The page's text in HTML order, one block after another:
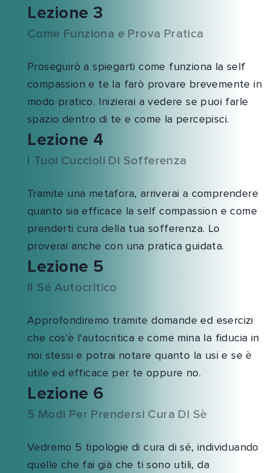
Lezione 3
Come Funziona e Prova Pratica
Proseguirò a spiegarti come funziona la self
compassion e te la farò provare brevemente in
modo pratico. Inizierai a vedere se puoi farle
spazio dentro di te e come la percepisci.
Lezione 4
I Tuoi Cuccioli Di Sofferenza
Tramite una metafora, arriverai a comprendere
quanto sia efficace la self compassion e come
prenderti cura della tua sofferenza. Lo
proverai anche con una pratica guidata.
Lezione 5
Il Sé Autocritico
Approfondiremo tramite domande ed esercizi
che cos'è l'autocritica e come mina la fiducia in
noi stessi e potrai notare quanto la usi e se è
utile ed efficace per te oppure no.
Lezione 6
5 Modi Per Prendersi Cura Di Sè
Vedremo 5 tipologie di cura di sé, individuando
quelle che fai già che ti sono utili, da